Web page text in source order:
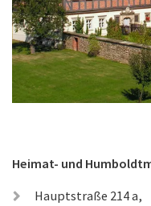
Heimat- und
Hauptstraße 214 a,